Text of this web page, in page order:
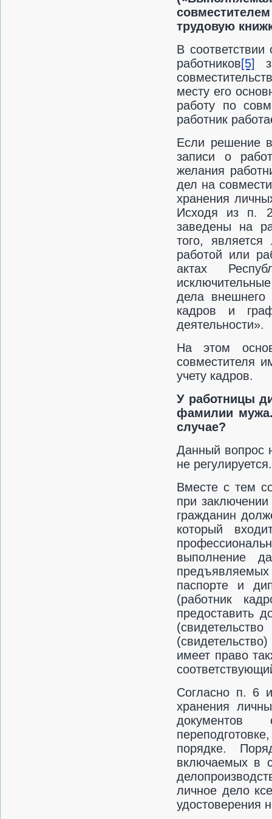
трудовую
В
работников[5]
месту его
работу по
работник
Если решение
записи о
желания
дел на
хранения
Исходя из п.
заведены на
того,
работой или
актах
дела внешнего
кадров и
деятельности».
На этом
совместителя
учету кадров.
У работницы
фамилии
случае?
Данный вопрос
не регулируется.
Вместе с тем
при заключении
гражданин
который
выполнение
паспорте и
(работник
предоставить
имеет право
Согласно п. 6
хранения
документов
порядке.
включаемых в
личное дело
удостоверения